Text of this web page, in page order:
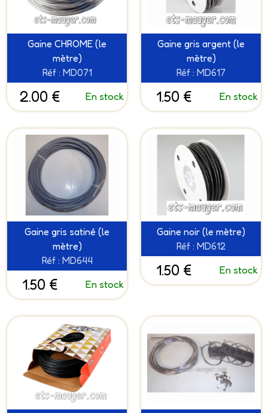
Gaine CHROME (le
mètre)
Réf : MD071
2.00 € En stock
Gaine gris argent (le
mètre)
Réf : MD617
1.50 € En stock
Gaine gris satiné (le
mètre)
Réf : MD644
1.50 € En stock
Gaine noir (le mètre)
Réf : MD612
1.50 € En stock